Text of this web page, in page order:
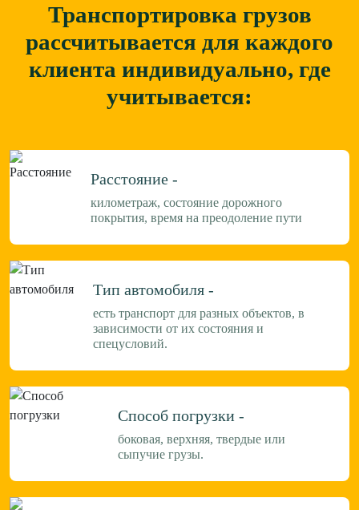
Транспортировка грузов
рассчитывается для каждого
клиента индивидуально, где
учитывается:
Расстояние -
километраж, состояние дорожного
покрытия, время на преодоление пути
Тип автомобиля -
есть транспорт для разных объектов, в
зависимости от их состояния и
спецусловий.
Способ погрузки -
боковая, верхняя, твердые или
сыпучие грузы.